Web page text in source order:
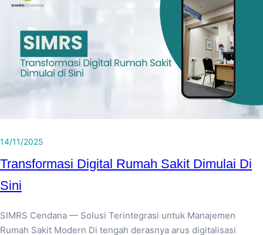
14/11/2025
Transformasi Digital Rumah Sakit Dimulai Di
Sini
SIMRS Cendana — Solusi Terintegrasi untuk Manajemen
Rumah Sakit Modern Di tengah derasnya arus digitalisasi